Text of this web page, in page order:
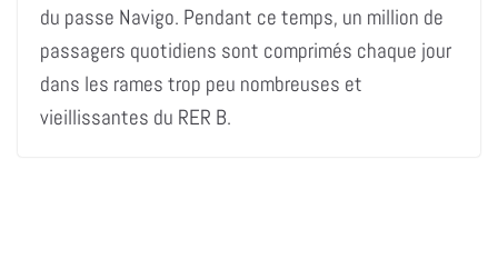
du passe Navigo. Pendant ce temps, un million de
passagers quotidiens sont comprimés chaque jour
dans les rames trop peu nombreuses et
vieillissantes du RER B.